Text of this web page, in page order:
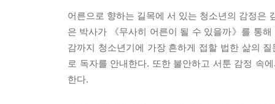
어른으로 향하는 길목에 서 있는 청소년의 감정은
은 박사가 《무사히 어른이 될 수 있을까》를 통
감까지 청소년기에 가장 흔하게 접할 법한 삶의
로 독자를 안내한다. 또한 불안하고 서툰 감정 속
한다.